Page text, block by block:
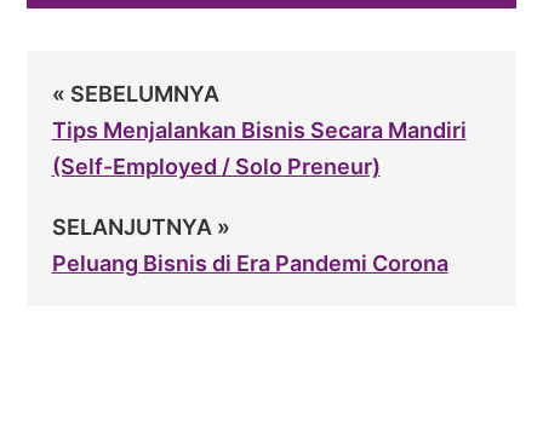
« SEBELUMNYA
Tips Menjalankan Bisnis Secara Mandiri
(Self-Employed / Solo Preneur)
SELANJUTNYA »
Peluang Bisnis di Era Pandemi Corona